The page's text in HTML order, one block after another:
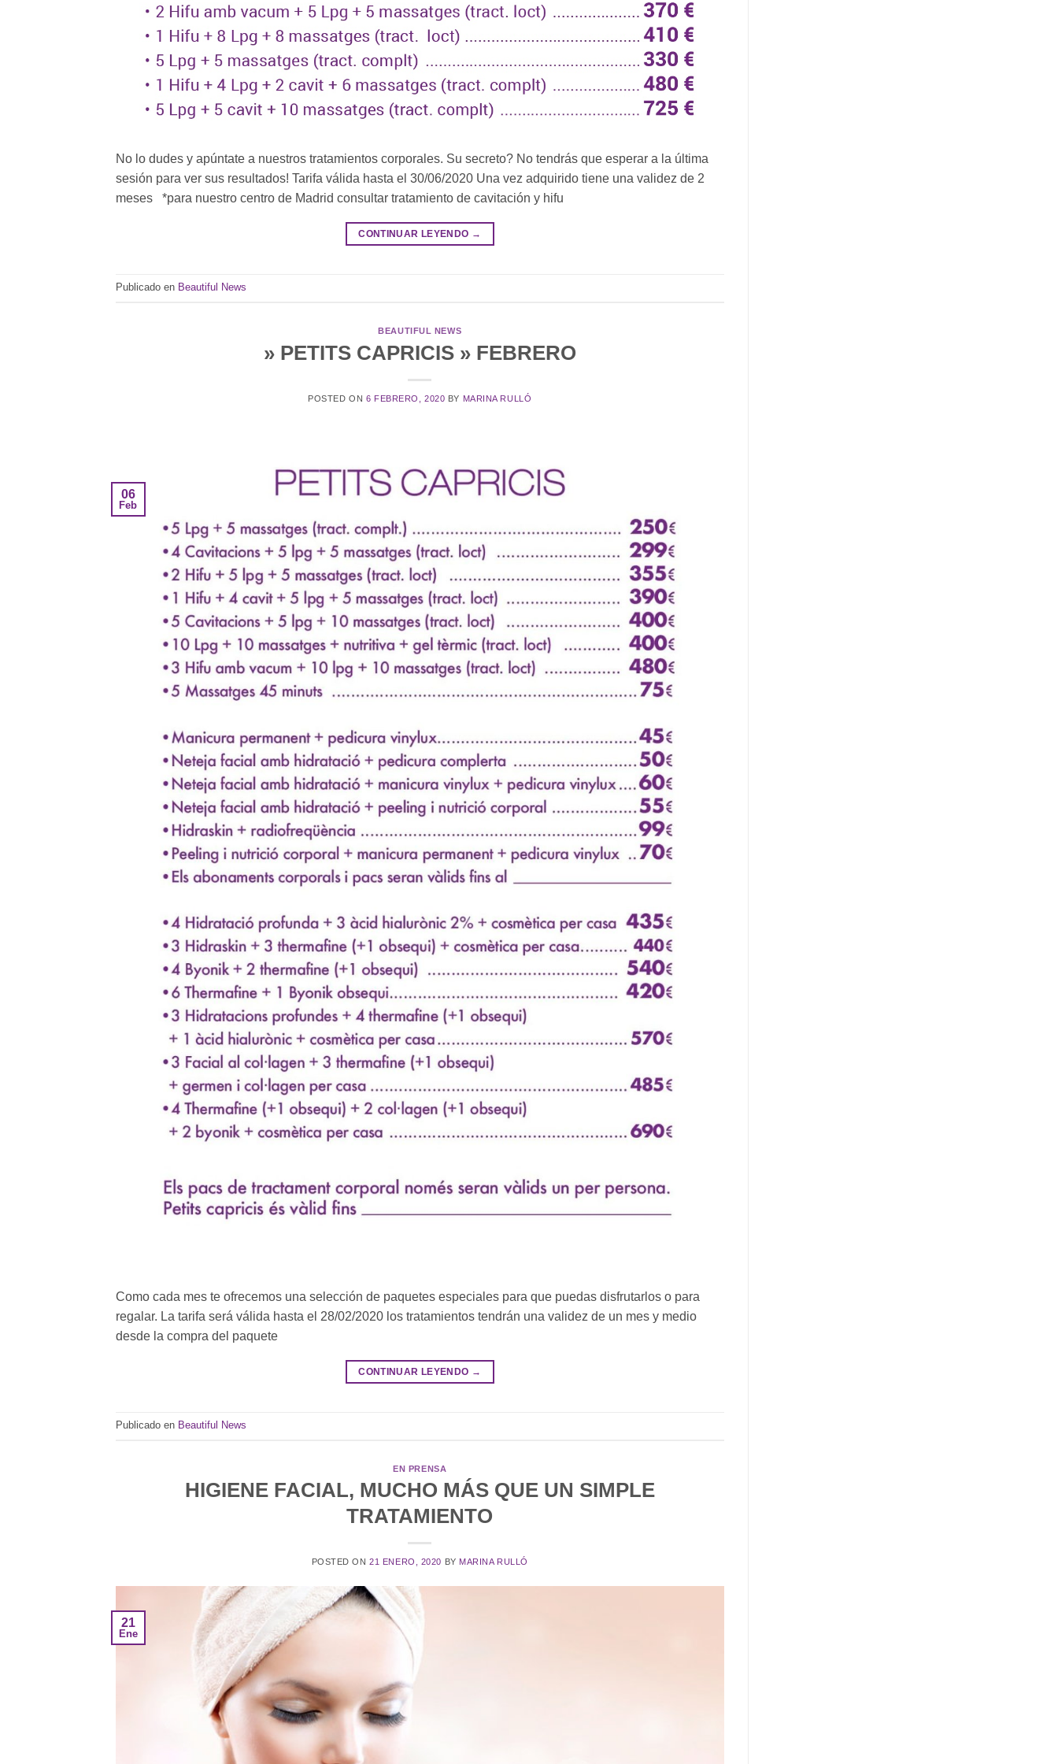
No lo dudes y apúntate a nuestros tratamientos corporales. Su secreto? No tendrás que esperar a la última
sesión para ver sus resultados! Tarifa válida hasta el 30/06/2020 Una vez adquirido tiene una validez de 2
meses *para nuestro centro de Madrid consultar tratamiento de cavitación y hifu
CONTINUAR LEYENDO →
Publicado en Beautiful News
BEAUTIFUL NEWS
» PETITS CAPRICIS » FEBRERO
POSTED ON 6 FEBRERO, 2020 BY MARINA RULLÓ
06
Feb
Como cada mes te ofrecemos una selección de paquetes especiales para que puedas disfrutarlos o para
regalar. La tarifa será válida hasta el 28/02/2020 los tratamientos tendrán una validez de un mes y medio
desde la compra del paquete
CONTINUAR LEYENDO →
Publicado en Beautiful News
EN PRENSA
HIGIENE FACIAL, MUCHO MÁS QUE UN SIMPLE
TRATAMIENTO
POSTED ON21 ENERO, 2020 BY MARINA RULLÓ
21
Ene